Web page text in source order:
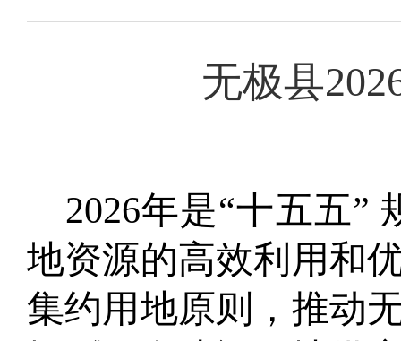
无极县20
2026年是“十五五”
地资源的高效利用和
集约用地原则， 推动